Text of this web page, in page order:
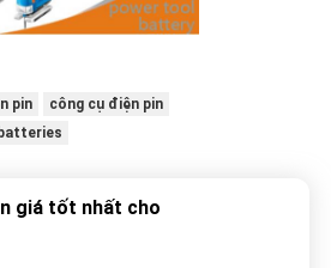
pin
công cụ điện pin
giá tốt nhất cho